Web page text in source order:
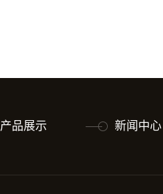
产品展示 新闻中心